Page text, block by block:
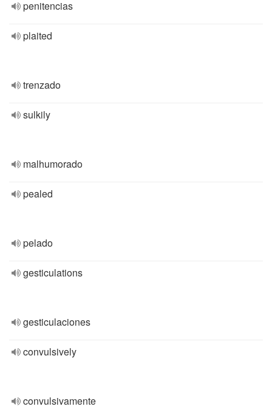
penitencias
plaited
trenzado
sulkily
malhumorado
pealed
pelado
gesticulations
gesticulaciones
convulsively
convulsivamente